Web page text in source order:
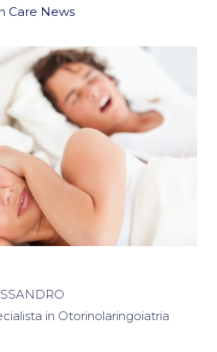
Care News
in Otorinolaringoiatria